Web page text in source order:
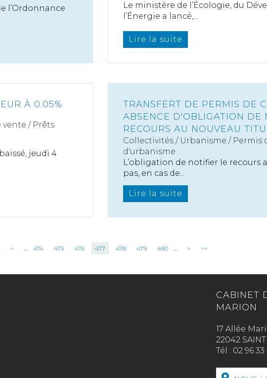
l’Ordonnance
Le ministère de l’Écologie, du
l’Énergie a lancé,...
Lire la suite
À 0.05%
vente / Prêts
jeudi 4
TRANSFERT DE PERMIS DE
ABSENCE D'OBLIGATION DE
RECOURS AU NOUVEAU
Collectivités / Urbanisme / Permis
d'urbanisme
L’obligation de notifier le recours
pas, en cas de...
Lire la suite
< ... 474 475 476 477 478 479 480 ... > >>
CABINET
MARION
17 Allée
22042
Tél : 02 96